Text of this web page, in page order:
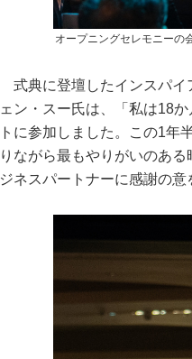
オープニングセレモニーの
式典に登壇したインスパイ
ェン・スー氏は、「私は18
トに参加しました。この1年
りながら最もやりがいのあ
ジネスパートナーに感謝の意